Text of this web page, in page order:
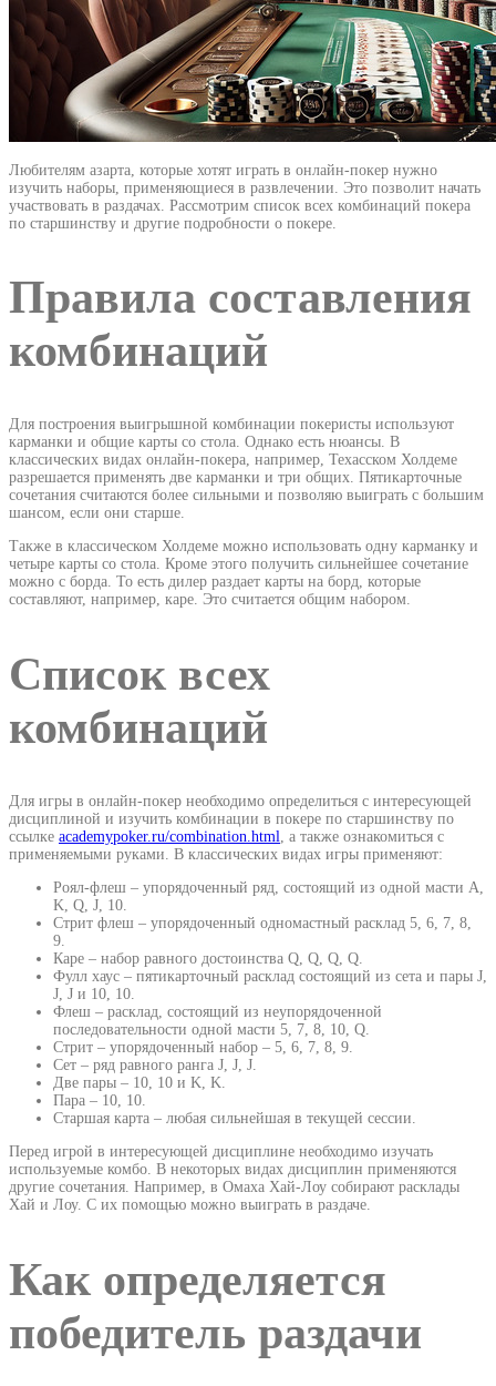
Любителям азарта, которые хотят играть в онлайн-покер нужно
изучить наборы, применяющиеся в развлечении. Это позволит начать
участвовать в раздачах. Рассмотрим список всех комбинаций покера
по старшинству и другие подробности о покере.
Правила составления
комбинаций
Для построения выигрышной комбинации покеристы используют
карманки и общие карты со стола. Однако есть нюансы. В
классических видах онлайн-покера, например, Техасском Холдеме
разрешается применять две карманки и три общих. Пятикарточные
сочетания считаются более сильными и позволяю выиграть с большим
шансом, если они старше.
Также в классическом Холдеме можно использовать одну карманку и
четыре карты со стола. Кроме этого получить сильнейшее сочетание
можно с борда. То есть дилер раздает карты на борд, которые
составляют, например, каре. Это считается общим набором.
Список всех
комбинаций
Для игры в онлайн-покер необходимо определиться с интересующей
дисциплиной и изучить комбинации в покере по старшинству по
ссылке academypoker.ru/combination.html, а также ознакомиться с
применяемыми руками. В классических видах игры применяют:
Роял-флеш – упорядоченный ряд, состоящий из одной масти A,
K, Q, J, 10.
Стрит флеш – упорядоченный одномастный расклад 5, 6, 7, 8,
9.
Каре – набор равного достоинства Q, Q, Q, Q.
Фулл хаус – пятикарточный расклад состоящий из сета и пары J,
J, J и 10, 10.
Флеш – расклад, состоящий из неупорядоченной
последовательности одной масти 5, 7, 8, 10, Q.
Стрит – упорядоченный набор – 5, 6, 7, 8, 9.
Сет – ряд равного ранга J, J, J.
Две пары – 10, 10 и K, K.
Пара – 10, 10.
Старшая карта – любая сильнейшая в текущей сессии.
Перед игрой в интересующей дисциплине необходимо изучать
используемые комбо. В некоторых видах дисциплин применяются
другие сочетания. Например, в Омаха Хай-Лоу собирают расклады
Хай и Лоу. С их помощью можно выиграть в раздаче.
Как определяется
победитель раздачи